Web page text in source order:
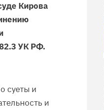
Кирова
УК РФ.
суеты и
и